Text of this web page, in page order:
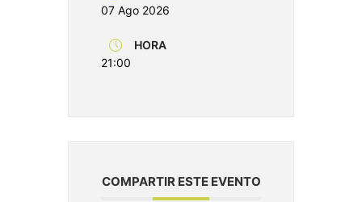
07 Ago 2026
HORA
21:00
COMPARTIR ESTE EVENTO